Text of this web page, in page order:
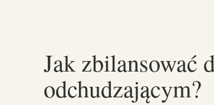
Jak zbilansować
odchudzającym?